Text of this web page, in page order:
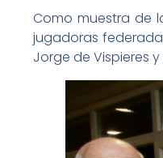
Como muestra de
jugadoras
Jorge de Vispieres